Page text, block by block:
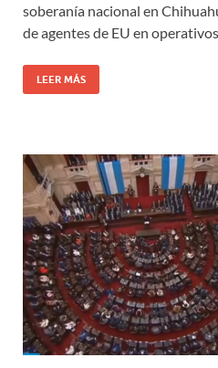
soberanía nacional en
de agentes de EU en
LEER MÁS